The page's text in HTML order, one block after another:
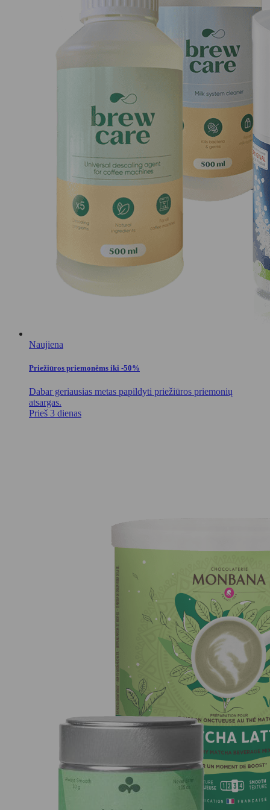
Naujiena
Priežiūros priemonėms iki -50%
Dabar geriausias metas papildyti priežiūros priemonių
atsargas.
Prieš 3 dienas